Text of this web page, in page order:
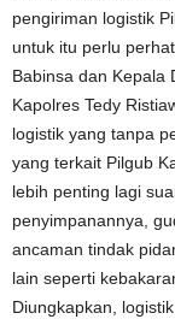
pengiriman logistik
untuk itu perlu
Babinsa dan Kepala
Kapolres Tedy
logistik yang tanpa
yang terkait Pilgub
lebih penting lagi
penyimpanannya,
ancaman tindak
lain seperti
Diungkapkan,